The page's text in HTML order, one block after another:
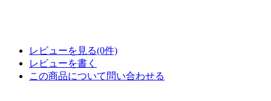
レビューを見る(0件)
レビューを書く
この商品について問い合わせる